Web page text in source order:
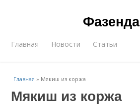
Фазенда
Главная Новости Статьи
Главная » Мякиш из коржа
Мякиш из коржа